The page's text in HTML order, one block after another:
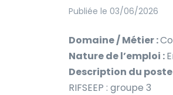
Publiée le 03/06/2026
Domaine / Métier :
Nature de l’emploi :
Description du poste
RIFSEEP : groupe 3